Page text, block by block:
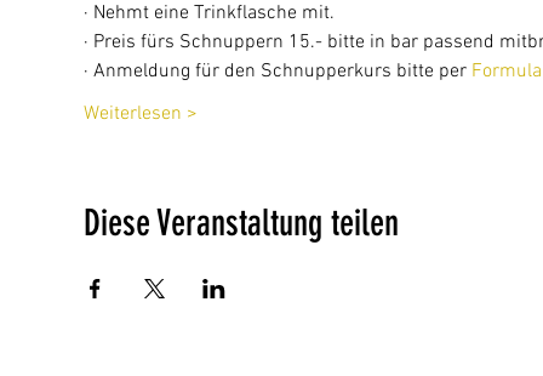
· Nehmt eine Trinkflasche mit.
· Preis fürs Schnuppern 15.- bitte in bar passend
· Anmeldung für den Schnupperkurs bitte per
Weiterlesen >
Diese Veranstaltung teilen